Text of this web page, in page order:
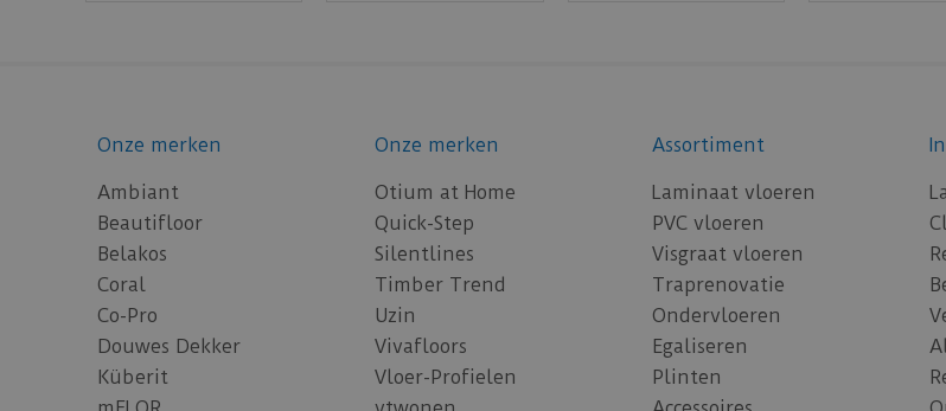
Onze merken
Ambiant
Beautifloor
Belakos
Coral
Co-Pro
Douwes Dekker
Küberit
Onze merken
Otium at Home
Quick-Step
Silentlines
Timber Trend
Uzin
Vivafloors
Vloer-Profielen
Assortiment
Laminaat vloeren
PVC vloeren
Visgraat vloeren
Traprenovatie
Ondervloeren
Egaliseren
Plinten